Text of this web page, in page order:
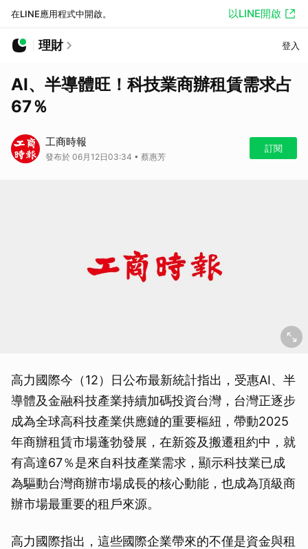
在LINE應用程式中開啟。 以LINE開啟
理財 登入
AI、半導體旺！科技業商辦租賃需求占
67％
工商時報
發布於 06月12日03:34 • 蔡惠芳
訂閱
高力國際今（12）日公布最新統計指出，受惠AI、半
導體及金融科技產業持續加碼投資台灣，台灣正逐步
成為全球高科技產業供應鏈的重要樞紐，帶動2025
年商辦租賃市場蓬勃發展，在新簽及搬遷租約中，就
有高達67％是來自科技產業需求，顯示科技業已成
為驅動台灣商辦市場成長的核心動能，也成為頂級商
辦市場最重要的租戶來源。
高力國際指出，這些國際企業帶來的不僅是資金與租